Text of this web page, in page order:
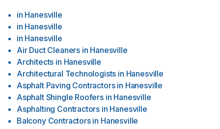
in Hanesville
in Hanesville
in Hanesville
Air Duct Cleaners in Hanesville
Architects in Hanesville
Architectural Technologists in Hanesville
Asphalt Paving Contractors in Hanesville
Asphalt Shingle Roofers in Hanesville
Asphalting Contractors in Hanesville
Balcony Contractors in Hanesville